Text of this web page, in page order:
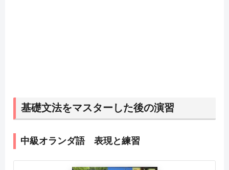
基礎文法をマスターした後の演習
中級オランダ語 表現と練習